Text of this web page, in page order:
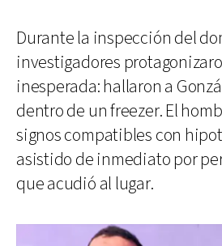
Durante la inspección del
investigadores
inesperada: hallaron a
dentro de un freezer. El
signos compatibles con
asistido de inmediato por
que acudió al lugar.